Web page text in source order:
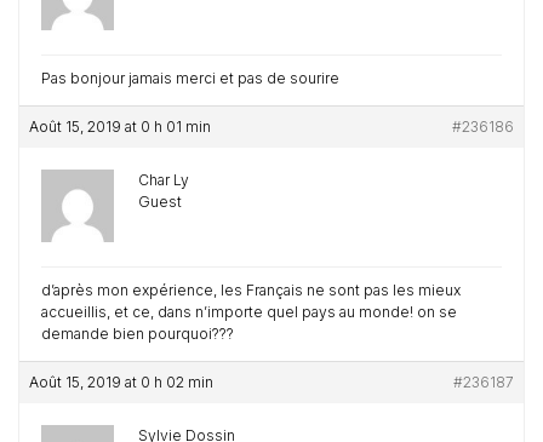
Pas bonjour jamais merci et pas de sourire
Août 15, 2019 at 0 h 01 min #236186
Char Ly
Guest
d’après mon expérience, les Français ne sont pas les mieux
accueillis, et ce, dans n’importe quel pays au monde! on se
demande bien pourquoi???
Août 15, 2019 at 0 h 02 min #236187
Sylvie Dossin